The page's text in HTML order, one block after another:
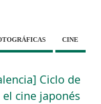
CINE
Ciclo de
cine japonés